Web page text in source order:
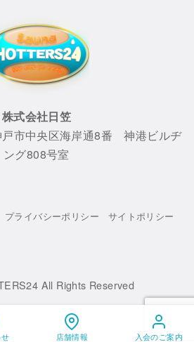
株式会社日笠
戸市中央区海岸通8番 神港ビルヂ
ング808号室
プライバシーポリシー サイトポリシー
All Rights Reserved
店舗情報 入会のご案内